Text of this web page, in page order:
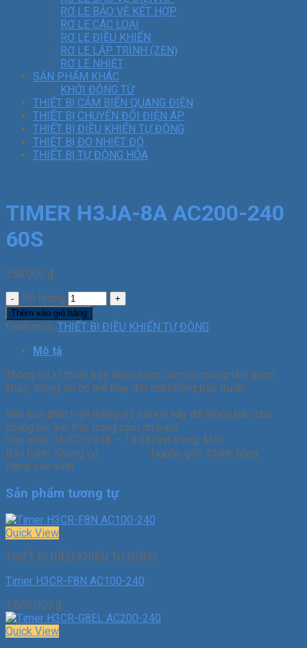
RƠ LE BẢO VỆ KẾT HỢP
RƠ LE CÁC LOẠI
RƠ LE ĐIỀU KHIỂN
RƠ LE LẬP TRÌNH (ZEN)
RƠ LE NHIỆT
SẢN PHẨM KHÁC
KHỞI ĐỘNG TỪ
THIẾT BỊ CẢM BIẾN QUANG ĐIỆN
THIẾT BỊ CHUYỂN ĐỔI ĐIỆN ÁP
THIẾT BỊ ĐIỀU KHIỂN TỰ ĐỘNG
THIẾT BỊ ĐO NHIỆT ĐỘ
THIẾT BỊ TỰ ĐỘNG HÓA
TIMER H3JA-8A AC200-240
60S
350.000 ₫
Số lượng
Thêm vào giỏ hàng
Danh mục: THIẾT BỊ ĐIỀU KHIỂN TỰ ĐỘNG
Mô tả
Thông số kĩ thuật trên ducvutech.com chỉ mang tính tham
khảo, thông số có thể thay đổi mà không báo trước.
Nếu bạn phát hiện thông số sai xin hãy để thông báo cho
chúng tôi. Xin trân trọng cảm ơn bạn!
Cập nhật: 16/07/2018 – 14:08Tình trạng: Mới
Bảo hành: Không có Nguồn gốc: Chính hãng
Hãng sản xuất
Sản phẩm tương tự
Quick View
THIẾT BỊ ĐIỀU KHIỂN TỰ ĐỘNG
Timer H3CR-F8N AC100-240
1.650.000 ₫
Quick View